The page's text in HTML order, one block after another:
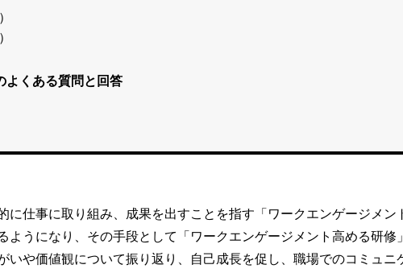
よくある質問と回答
に仕事に取り組み、成果を出すことを指す「ワークエンゲージメン
ようになり、その手段として「ワークエンゲージメント高める研修
いや価値観について振り返り、自己成長を促し、職場でのコミュニ